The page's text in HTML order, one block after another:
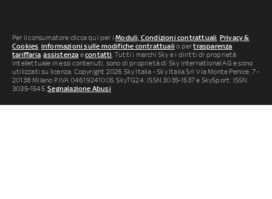
Per il consumatore clicca qui per iModuli, Condizioni contrattuali, Privacy &
Cookies, informazioni sulle modifiche contrattuali o pertrasparenza
tariffaria,assistenza econtatti. Tutti i marchi Sky e i diritti di proprietà
intellettuale in essi contenuti, sono di proprietà di Sky international AG e sono
utilizzati su licenza. Copyright 2026 Sky Italia - Sky Italia Srl Via Monte Penice, 7 -
20138 Milano P.IVA 04619241005. SkyTG24: ISSN 3035-1537 e SkySport: ISSN
3035-1545.Segnalazione Abusi